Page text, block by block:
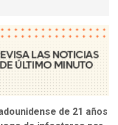
de 21 años